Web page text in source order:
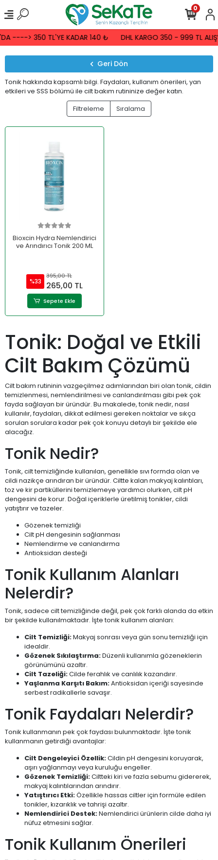
----> 350 TL'YE KADAR 140 ₺ DHL KARGO 350 - 999 TL
0
Geri Dön
Tonik hakkında kapsamlı bilgi. Faydaları, kullanım önerileri, yan
etkileri ve SSS bölümü ile cilt bakım rutininize değer katın.
Filtreleme
Sıralama
Bioxcin Hydra Nemlendirici
ve Arındırıcı Tonik 200 ML
%33
395,00 TL
265,00 TL
Sepete Ekle
Tonik: Doğal ve Etkili
Cilt Bakım Çözümü
Cilt bakım rutininin vazgeçilmez adımlarından biri olan tonik, cildin
temizlenmesi, nemlendirilmesi ve canlandırılması gibi pek çok
fayda sağlayan bir üründür. Bu makalede, tonik nedir, nasıl
kullanılır, faydaları, dikkat edilmesi gereken noktalar ve sıkça
sorulan sorulara kadar pek çok konuyu detaylı bir şekilde ele
alacağız.
Tonik Nedir?
Tonik, cilt temizliğinde kullanılan, genellikle sıvı formda olan ve
cildi nazikçe arındıran bir üründür. Ciltte kalan makyaj kalıntıları,
toz ve kir partiküllerini temizlemeye yardımcı olurken, cilt pH
dengesini de korur. Doğal içeriklerle üretilmiş tonikler, cildi
yatıştırır ve tazeler.
Gözenek temizliği
Cilt pH dengesinin sağlanması
Nemlendirme ve canlandırma
Antioksidan desteği
Tonik Kullanım Alanları
Nelerdir?
Tonik, sadece cilt temizliğinde değil, pek çok farklı alanda da etkin
bir şekilde kullanılmaktadır. İşte tonik kullanım alanları:
Cilt Temizliği:Makyaj sonrası veya gün sonu temizliği için
idealdir.
Gözenek Sıkılaştırma:Düzenli kullanımla gözeneklerin
görünümünü azaltır.
Cilt Tazeliği:Cilde ferahlık ve canlılık kazandırır.
Yaşlanma Karşıtı Bakım:Antioksidan içeriği sayesinde
serbest radikallerle savaşır.
Tonik Faydaları Nelerdir?
Tonik kullanmanın pek çok faydası bulunmaktadır. İşte tonik
kullanmanın getirdiği avantajlar:
Cilt Dengeleyici Özellik:Cildin pH dengesini koruyarak,
aşırı yağlanmayı veya kuruluğu engeller.
Gözenek Temizliği:Ciltteki kiri ve fazla sebumu gidererek,
makyaj kalıntılarından arındırır.
Yatıştırıcı Etki:Özellikle hassas ciltler için formüle edilen
tonikler, kızarıklık ve tahrişi azaltır.
Nemlendirici Destek:Nemlendirici ürünlerin cilde daha iyi
nüfuz etmesini sağlar.
Tonik Kullanım Önerileri